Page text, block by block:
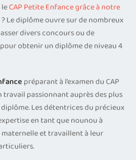
CAP Petite Enfance grâce à notre
? Le diplôme ouvre sur de nombreux
divers concours ou de
obtenir un diplôme de niveau 4
préparant à l’examen du CAP
travail passionnant auprès des plus
Les détentrices du précieux
en tant que nounou à
et travaillent à leur